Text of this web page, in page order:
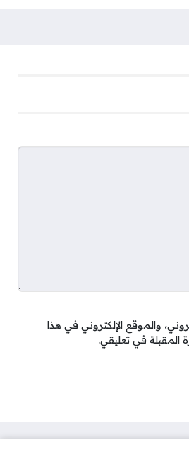
والموقع الإلكتروني في هذا
المقبلة في تعليقي.